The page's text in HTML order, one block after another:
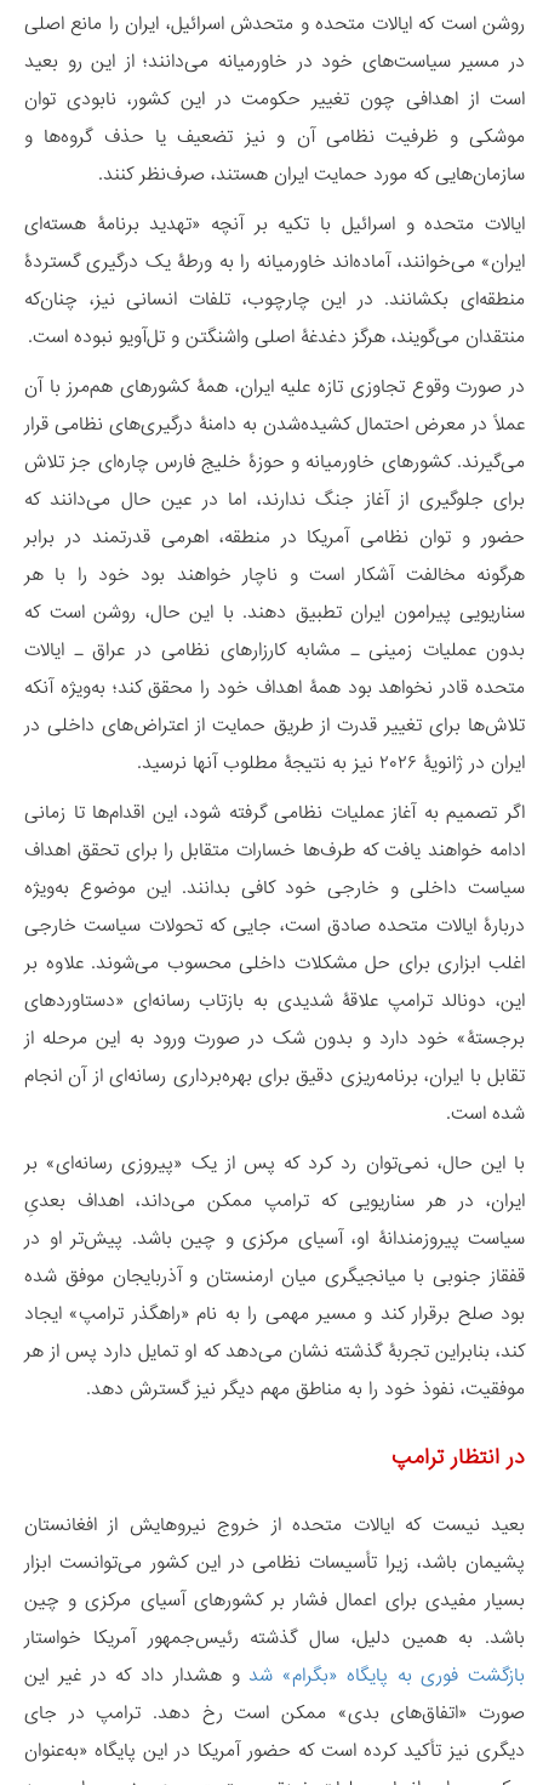
روشن است که ایالات متحده و متحدش اسرائیل، ایران را مانع اصلی
در مسیر سیاست‌های خود در خاورمیانه می‌دانند؛ از این‌ رو بعید
است از اهدافی چون تغییر حکومت در این کشور، نابودی توان
موشکی و ظرفیت نظامی آن و نیز تضعیف یا حذف گروه‌ها و
سازمان‌هایی که مورد حمایت ایران هستند، صرف‌نظر کنند.
ایالات متحده و اسرائیل با تکیه بر آنچه «تهدید برنامۀ هسته‌ای
ایران» می‌خوانند، آماده‌اند خاورمیانه را به ورطۀ یک درگیری گستردۀ
منطقه‌ای بکشانند. در این چارچوب، تلفات انسانی نیز، چنان‌که
منتقدان می‌گویند، هرگز دغدغۀ اصلی واشنگتن و تل‌آویو نبوده است.
در صورت وقوع تجاوزی تازه علیه ایران، همۀ کشورهای هم‌مرز با آن
عملاً در معرض احتمال کشیده‌شدن به دامنۀ درگیری‌های نظامی قرار
می‌گیرند. کشورهای خاورمیانه و حوزۀ خلیج فارس چاره‌ای جز تلاش
برای جلوگیری از آغاز جنگ ندارند، اما در عین حال می‌دانند که
حضور و توان نظامی آمریکا در منطقه، اهرمی قدرتمند در برابر
هرگونه مخالفت آشکار است و ناچار خواهند بود خود را با هر
سناریویی پیرامون ایران تطبیق دهند. با این حال، روشن است که
بدون عملیات زمینی ـ مشابه کارزارهای نظامی در عراق ـ ایالات
متحده قادر نخواهد بود همۀ اهداف خود را محقق کند؛ به‌ویژه آنکه
تلاش‌ها برای تغییر قدرت از طریق حمایت از اعتراض‌های داخلی در
ایران در ژانویۀ ۲۰۲۶ نیز به نتیجۀ مطلوب آنها نرسید.
اگر تصمیم به آغاز عملیات نظامی گرفته شود، این اقدام‌ها تا زمانی
ادامه خواهند یافت که طرف‌ها خسارات متقابل را برای تحقق اهداف
سیاست داخلی و خارجی خود کافی بدانند. این موضوع به‌ویژه
دربارۀ ایالات متحده صادق است، جایی که تحولات سیاست خارجی
اغلب ابزاری برای حل مشکلات داخلی محسوب می‌شوند. علاوه بر
این، دونالد ترامپ علاقۀ شدیدی به بازتاب رسانه‌ای «دستاوردهای
برجستۀ» خود دارد و بدون شک در صورت ورود به این مرحله از
تقابل با ایران، برنامه‌ریزی دقیق برای بهره‌برداری رسانه‌ای از آن انجام
شده است.
با این حال، نمی‌توان رد کرد که پس از یک «پیروزی رسانه‌ای» بر
ایران، در هر سناریویی که ترامپ ممکن می‌داند، اهداف بعدیِ
سیاست پیروزمندانۀ او، آسیای مرکزی و چین باشد. پیش‌تر او در
قفقاز جنوبی با میانجیگری میان ارمنستان و آذربایجان موفق شده
بود صلح برقرار کند و مسیر مهمی را به نام «راهگذر ترامپ» ایجاد
کند، بنابراین تجربۀ گذشته نشان می‌دهد که او تمایل دارد پس از هر
موفقیت، نفوذ خود را به مناطق مهم دیگر نیز گسترش دهد.
در انتظار ترامپ
بعید نیست که ایالات متحده از خروج نیروهایش از افغانستان
پشیمان باشد، زیرا تأسیسات نظامی در این کشور می‌توانست ابزار
بسیار مفیدی برای اعمال فشار بر کشورهای آسیای مرکزی و چین
باشد. به همین دلیل، سال گذشته رئیس‌جمهور آمریکا خواستار
بازگشت فوری به پایگاه «بگرام» شدو هشدار داد که در غیر این
صورت «اتفاق‌های بدی» ممکن است رخ دهد. ترامپ در جای
دیگری نیز تأکید کرده است که حضور آمریکا در این پایگاه «به‌عنوان